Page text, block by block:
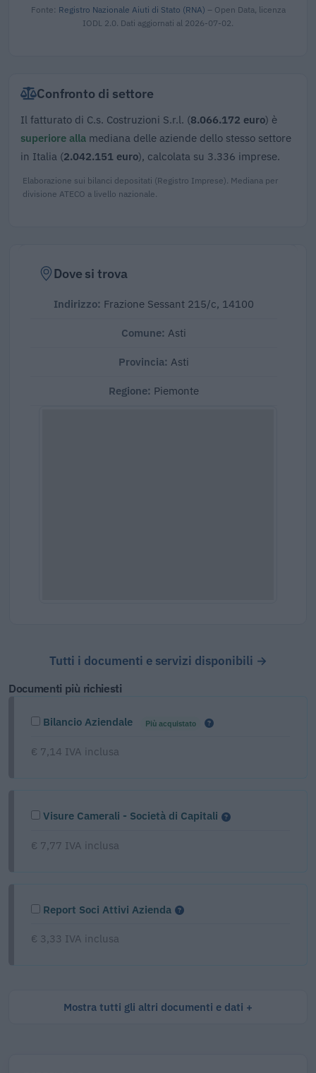
Fonte: Registro Nazionale Aiuti di Stato (RNA) – Open Data, licenza
IODL 2.0. Dati aggiornati al 2026-07-02.
Confronto di settore
Il fatturato di C.s. Costruzioni S.r.l. (8.066.172 euro) è
superiore alla mediana delle aziende dello stesso settore
in Italia (2.042.151 euro), calcolata su 3.336 imprese.
Elaborazione sui bilanci depositati (Registro Imprese). Mediana per
divisione ATECO a livello nazionale.
Dove si trova
Indirizzo: Frazione Sessant 215/c, 14100
Comune: Asti
Provincia: Asti
Regione: Piemonte
Tutti i documenti e servizi disponibili →
Documenti più richiesti
Bilancio Aziendale Più acquistato
€ 7,14 IVA inclusa
Visure Camerali - Società di Capitali
€ 7,77 IVA inclusa
Report Soci Attivi Azienda
€ 3,33 IVA inclusa
Mostra tutti gli altri documenti e dati